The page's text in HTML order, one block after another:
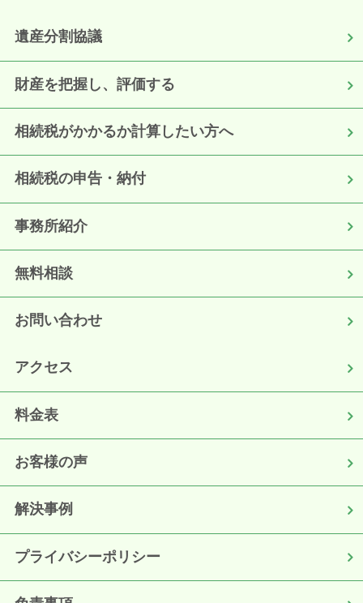
遺産分割協議
財産を把握し、評価する
相続税がかかるか計算したい方へ
相続税の申告・納付
事務所紹介
無料相談
お問い合わせ
アクセス
料金表
お客様の声
解決事例
プライバシーポリシー